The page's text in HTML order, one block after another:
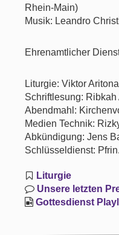
Rhein-Main)
Musik: Leandro
Ehrenamtlicher
Liturgie: Viktor
Schriftlesung: Ribkah
Abendmahl:
Medien Technik:
Abkündigung: Jens
Schlüsseldienst:
Liturgie
Unsere letzten
Gottesdienst